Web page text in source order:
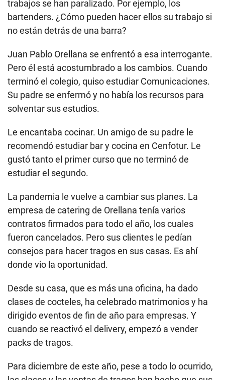
vocalista de Inti y Vicente.
MÁS ALLÁ DE LA MÚSICA
Del mundo de la diversión, no solo viven los
cantantes. También hay otros actores que nos
ayudan a pasarla bien en una fiesta y que sus
trabajos se han paralizado. Por ejemplo, los
no están detrás de una barra?
Juan Pablo Orellana se enfrentó a esa interrogante.
Pero él está acostumbrado a los cambios. Cuando
Su padre se enfermó y no había los recursos para
solventar sus estudios.
Le encantaba cocinar. Un amigo de su padre le
recomendó estudiar bar y cocina en Cenfotur. Le
gustó tanto el primer curso que no terminó de
La pandemia le vuelve a cambiar sus planes. La
empresa de catering de Orellana tenía varios
contratos firmados para todo el año, los cuales
fueron cancelados. Pero sus clientes le pedían
donde vio la oportunidad.